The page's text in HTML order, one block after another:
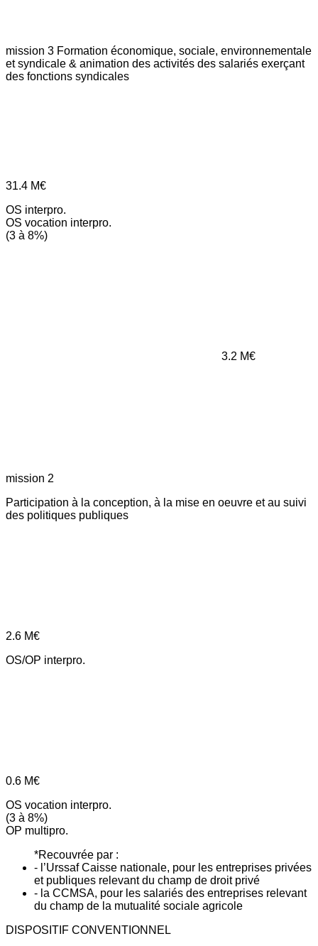
mission 3 Formation économique, sociale, environnementale
et syndicale & animation des activités des salariés exerçant
des fonctions syndicales
31.4 M€
OS interpro.
OS vocation interpro.
(3 à 8%)
3.2 M€
mission 2
Participation à la conception, à la mise en oeuvre et au suivi
des politiques publiques
2.6 M€
OS/OP interpro.
0.6 M€
OS vocation interpro.
(3 à 8%)
OP multipro.
*Recouvrée par :
- l’Urssaf Caisse nationale, pour les entreprises privées
et publiques relevant du champ de droit privé
- la CCMSA, pour les salariés des entreprises relevant
du champ de la mutualité sociale agricole
DISPOSITIF CONVENTIONNEL